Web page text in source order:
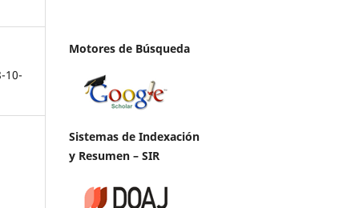
10-
Motores de Búsqueda
Sistemas de Indexación
y Resumen – SIR